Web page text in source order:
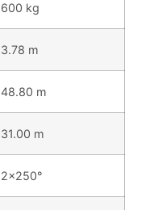
600 kg
3.78 m
48.80 m
31.00 m
2x250°